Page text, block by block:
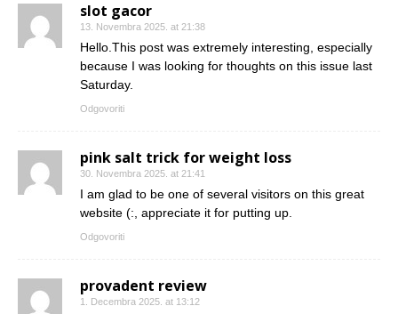
slot gacor
13. Novembra 2025. at 21:38
Hello.This post was extremely interesting, especially
because I was looking for thoughts on this issue last
Saturday.
Odgovoriti
pink salt trick for weight loss
30. Novembra 2025. at 21:41
I am glad to be one of several visitors on this great
website (:, appreciate it for putting up.
Odgovoriti
provadent review
1. Decembra 2025. at 13:12